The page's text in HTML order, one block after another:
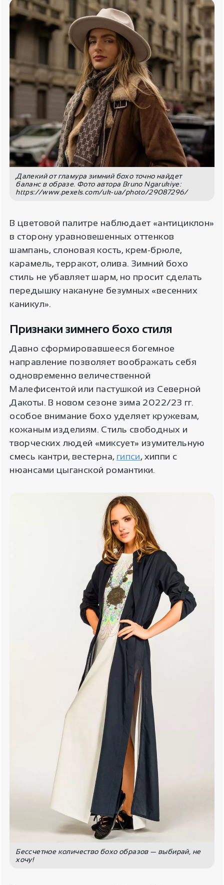
Далекий от гламура зимний бохо точно найдет
баланс в образе. Фото автора Bruno Ngarukiye:
https://www.pexels.com/uk-ua/photo/29087296/
В цветовой палитре наблюдает «антициклон»
в сторону уравновешенных оттенков
шампань, слоновая кость, крем-брюле,
карамель, терракот, олива. Зимний бохо
стиль не убавляет шарм, но просит сделать
передышку накануне безумных «весенних
каникул».
Признаки зимнего бохо стиля
Давно сформировавшееся богемное
направление позволяет воображать себя
одновременно величественной
Малефисентой или пастушкой из Северной
Дакоты. В новом сезоне зима 2022/23 гг.
особое внимание бохо уделяет кружевам,
кожаным изделиям. Стиль свободных и
творческих людей «миксует» изумительную
смесь кантри, вестерна, гипси, хиппи с
нюансами цыганской романтики.
Бессчетное количество бохо образов — выбирай, не
хочу!